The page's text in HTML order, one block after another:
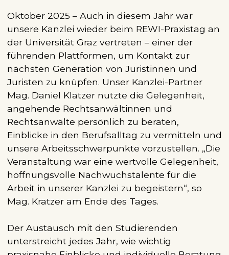
Oktober 2025 – Auch in diesem Jahr war
unsere Kanzlei wieder beim REWI-Praxistag an
der Universität Graz vertreten – einer der
führenden Plattformen, um Kontakt zur
nächsten Generation von Juristinnen und
Juristen zu knüpfen. Unser Kanzlei-Partner
Mag. Daniel Klatzer nutzte die Gelegenheit,
angehende Rechtsanwältinnen und
Rechtsanwälte persönlich zu beraten,
Einblicke in den Berufsalltag zu vermitteln und
unsere Arbeitsschwerpunkte vorzustellen. „Die
Veranstaltung war eine wertvolle Gelegenheit,
hoffnungsvolle Nachwuchstalente für die
Arbeit in unserer Kanzlei zu begeistern“, so
Mag. Kratzer am Ende des Tages.
Der Austausch mit den Studierenden
unterstreicht jedes Jahr, wie wichtig